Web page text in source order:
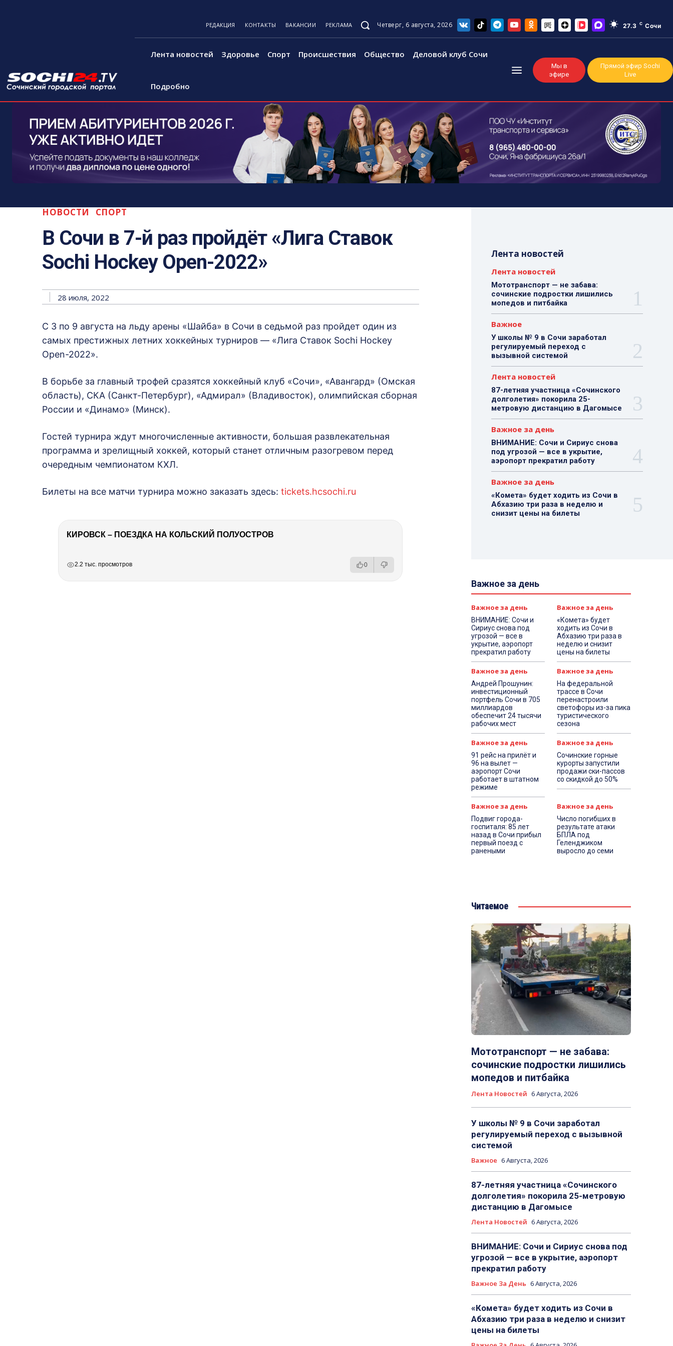
РЕДАКЦИЯ КОНТАКТЫ ВАКАНСИИ РЕКЛАМА Четверг, 6 августа, 2026 27.3 C Сочи
Лента новостей Здоровье Спорт Происшествия Общество Деловой клуб Сочи
Подробно
Мы в
эфире
Прямой эфир Sochi
Live
НОВОСТИ СПОРТ
В Сочи в 7-й раз пройдёт «Лига Ставок
Sochi Hockey Open-2022»
28 июля, 2022
С 3 по 9 августа на льду арены «Шайба» в Сочи в седьмой раз пройдет один из
самых престижных летних хоккейных турниров — «Лига Ставок Sochi Hockey
Open-2022».
В борьбе за главный трофей сразятся хоккейный клуб «Сочи», «Авангард» (Омская
область), СКА (Санкт-Петербург), «Адмирал» (Владивосток), олимпийская сборная
России и «Динамо» (Минск).
Гостей турнира ждут многочисленные активности, большая развлекательная
программа и зрелищный хоккей, который станет отличным разогревом перед
очередным чемпионатом КХЛ.
Билеты на все матчи турнира можно заказать здесь: tickets.hcsochi.ru
КИРОВСК – ПОЕЗДКА НА КОЛЬСКИЙ ПОЛУОСТРОВ
2.2 тыс. просмотров 0
Лента новостей
Лента новостей
Мототранспорт — не забава:
сочинские подростки лишились
мопедов и питбайка
Важное
У школы № 9 в Сочи заработал
регулируемый переход с
вызывной системой
Лента новостей
87-летняя участница «Сочинского
долголетия» покорила 25-
метровую дистанцию в Дагомысе
Важное за день
ВНИМАНИЕ: Сочи и Сириус снова
под угрозой — все в укрытие,
аэропорт прекратил работу
Важное за день
«Комета» будет ходить из Сочи в
Абхазию три раза в неделю и
снизит цены на билеты
Важное за день
Важное за день
ВНИМАНИЕ: Сочи и
Сириус снова под
угрозой — все в
укрытие, аэропорт
прекратил работу
Важное за день
«Комета» будет
ходить из Сочи в
Абхазию три раза в
неделю и снизит
цены на билеты
Важное за день
Андрей Прошунин:
инвестиционный
портфель Сочи в 705
миллиардов
обеспечит 24 тысячи
рабочих мест
Важное за день
На федеральной
трассе в Сочи
перенастроили
светофоры из-за пика
туристического
сезона
Важное за день
91 рейс на прилёт и
96 на вылет —
аэропорт Сочи
работает в штатном
режиме
Важное за день
Сочинские горные
курорты запустили
продажи ски-пассов
со скидкой до 50%
Важное за день
Подвиг города-
госпиталя: 85 лет
назад в Сочи прибыл
первый поезд с
ранеными
Важное за день
Число погибших в
результате атаки
БПЛА под
Геленджиком
выросло до семи
Читаемое
Мототранспорт — не забава:
сочинские подростки лишились
мопедов и питбайка
Лента Новостей 6 Августа, 2026
У школы № 9 в Сочи заработал
регулируемый переход с вызывной
системой
Важное 6 Августа, 2026
87-летняя участница «Сочинского
долголетия» покорила 25-метровую
дистанцию в Дагомысе
Лента Новостей 6 Августа, 2026
ВНИМАНИЕ: Сочи и Сириус снова под
угрозой — все в укрытие, аэропорт
прекратил работу
Важное За День 6 Августа, 2026
«Комета» будет ходить из Сочи в
Абхазию три раза в неделю и снизит
цены на билеты